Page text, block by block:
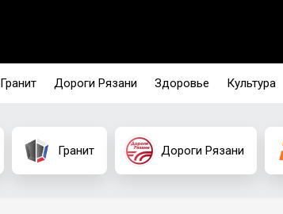
Гранит Дороги Рязани Здоровье Культура
Гранит Дороги Рязани